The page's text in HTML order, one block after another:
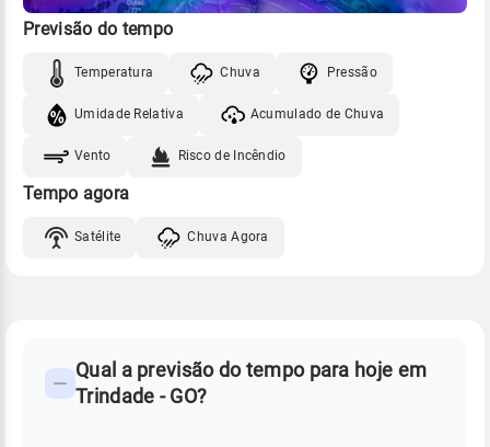
Previsão do tempo
Temperatura Chuva Pressão
Umidade Relativa Acumulado de Chuva
Vento Risco de Incêndio
Tempo agora
Satélite Chuva Agora
TEMPO
Perguntas
Qual a previsão do tempo para hoje em
Trindade - GO?